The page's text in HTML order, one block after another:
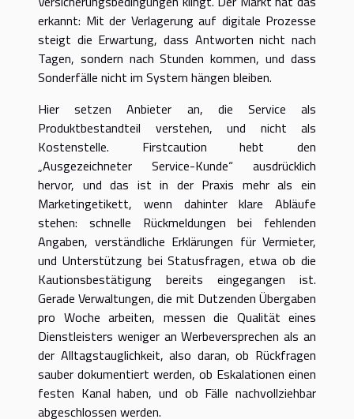
erkannt: Mit der Verlagerung auf digitale Prozesse
steigt die Erwartung, dass Antworten nicht nach
Tagen, sondern nach Stunden kommen, und dass
Sonderfälle nicht im System hängen bleiben.
Hier setzen Anbieter an, die Service als
Produktbestandteil verstehen, und nicht als
Kostenstelle. Firstcaution hebt den
„Ausgezeichneter Service-Kunde“ ausdrücklich
hervor, und das ist in der Praxis mehr als ein
Marketingetikett, wenn dahinter klare Abläufe
stehen: schnelle Rückmeldungen bei fehlenden
Angaben, verständliche Erklärungen für Vermieter,
und Unterstützung bei Statusfragen, etwa ob die
Kautionsbestätigung bereits eingegangen ist.
Gerade Verwaltungen, die mit Dutzenden Übergaben
pro Woche arbeiten, messen die Qualität eines
Dienstleisters weniger an Werbeversprechen als an
der Alltagstauglichkeit, also daran, ob Rückfragen
sauber dokumentiert werden, ob Eskalationen einen
festen Kanal haben, und ob Fälle nachvollziehbar
abgeschlossen werden.